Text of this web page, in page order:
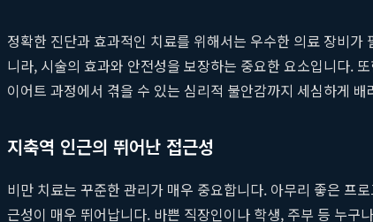
정확한 진단과 효과적인 치료를 위해서는 우수한 의료 장비
니라, 시술의 효과와 안전성을 보장하는 중요한 요소입니다.
이어트 과정에서 겪을 수 있는 심리적 불안감까지 세심하게
지축역 인근의 뛰어난 접근성
비만 치료는 꾸준한 관리가 매우 중요합니다. 아무리 좋은 프
근성이 매우 뛰어납니다. 바쁜 직장인이나 학생, 주부 등 누구